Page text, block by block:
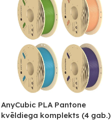
AnyCubic PLA Pantone
kvēldiega komplekts (4 gab.)